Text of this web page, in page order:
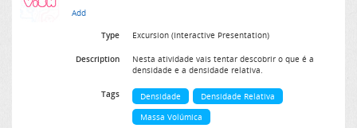
Type Excursion (Interactive Presentation)
Description
Nesta atividade vais tentar descobrir o que é a
densidade e a densidade relativa.
Tags Densidade
Densidade Relativa
Massa Volúmica